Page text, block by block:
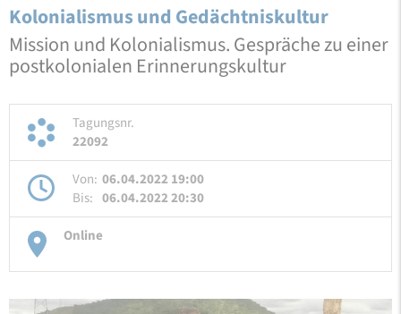
Kolonialismus und Gedächtniskultur
Mission und Kolonialismus. Gespräche zu einer
postkolonialen Erinnerungskultur
Tagungsnr.
22092
Von: 06.04.2022 19:00
Bis: 06.04.2022 20:30
Online